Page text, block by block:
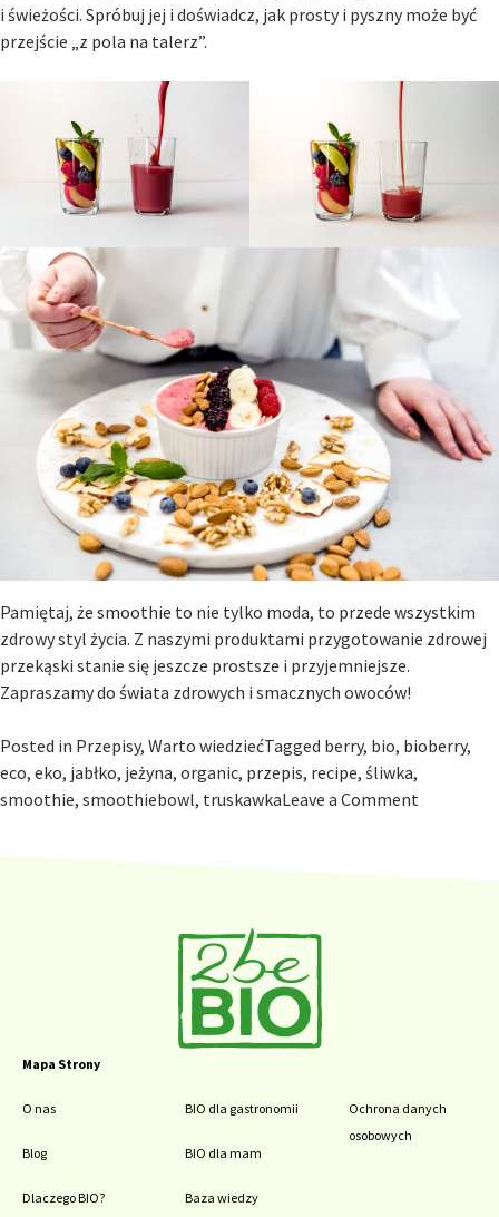
i świeżości. Spróbuj jej i doświadcz, jak prosty i pyszny może być
przejście „z pola na talerz”.
Pamiętaj, że smoothie to nie tylko moda, to przede wszystkim
zdrowy styl życia. Z naszymi produktami przygotowanie zdrowej
przekąski stanie się jeszcze prostsze i przyjemniejsze.
Zapraszamy do świata zdrowych i smacznych owoców!
Posted in Przepisy, Warto wiedziećTagged berry, bio, bioberry,
eco, eko, jabłko, jeżyna, organic, przepis, recipe, śliwka,
smoothie, smoothiebowl, truskawkaLeave a Comment
Mapa Strony
O nas
Blog
Dlaczego BIO?
BIO dla gastronomii
BIO dla mam
Baza wiedzy
Ochrona danych
osobowych